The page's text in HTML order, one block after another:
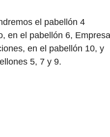
el pabellón 4
en el pabellón 6,
en el pabellón 10, y
5, 7 y 9.